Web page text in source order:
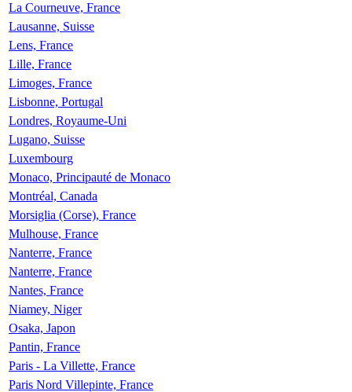
La Courneuve, France
Lausanne, Suisse
Lens, France
Lille, France
Limoges, France
Lisbonne, Portugal
Londres, Royaume-Uni
Lugano, Suisse
Luxembourg
Monaco, Principauté de Monaco
Montréal, Canada
Morsiglia (Corse), France
Mulhouse, France
Nanterre, France
Nanterre, France
Nantes, France
Niamey, Niger
Osaka, Japon
Pantin, France
Paris - La Villette, France
Paris Nord Villepinte, France